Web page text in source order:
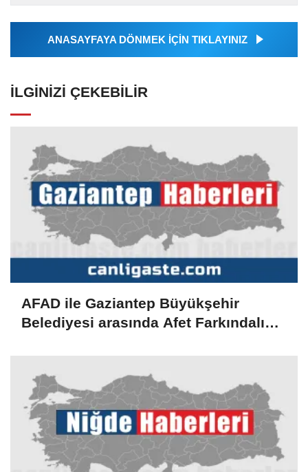
tarafından geçilen tüm...
ANASAYFAYA DÖNMEK İÇİN TIKLAYINIZ
İLGINIZI ÇEKEBILIR
AFAD ile Gaziantep Büyükşehir
Belediyesi arasında Afet Farkındalık
protokolü